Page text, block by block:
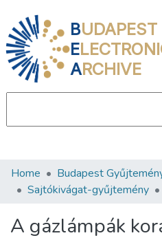
BUDAPEST
E
ARCHIVE
Communities & Collections
Statistics
Home Budapest
Sajtókivágat-gyűjtemény
A gázlámpák